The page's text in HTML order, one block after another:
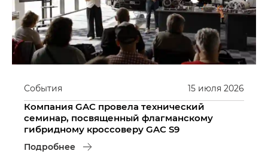
15 июля 2026
События
Компания GAC провела технический
семинар, посвященный флагманскому
гибридному кроссоверу GAC S9
Подробнее